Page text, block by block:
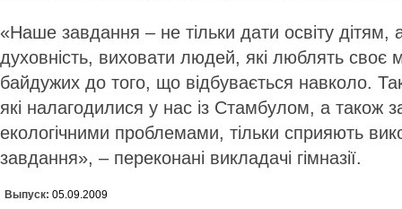
«Наше завдання – не тільки дати освіту дітям,
духовність, виховати людей, які люблять своє
байдужих до того, що відбувається навколо.
які налагодилися у нас із Стамбулом, а також
екологічними проблемами, тільки сприяють
завдання», – переконані викладачі гімназії.
Выпуск: 05.09.2009